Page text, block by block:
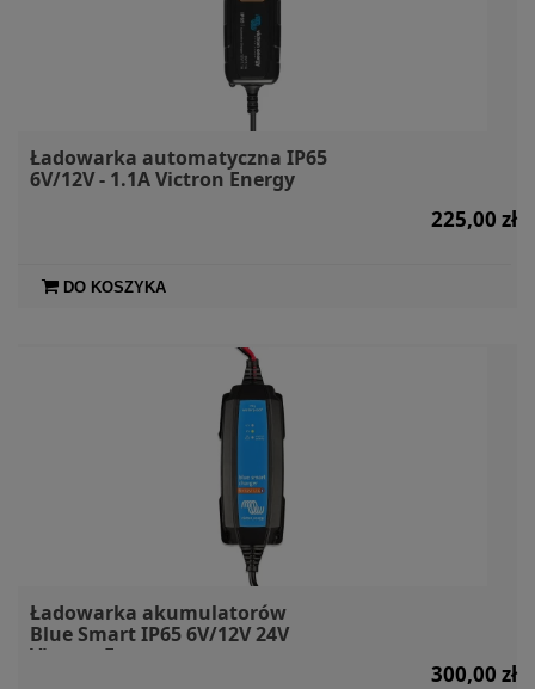
Ładowarka automatyczna IP65
6V/12V - 1.1A Victron Energy
225,00 zł
DO KOSZYKA
Ładowarka akumulatorów
Blue Smart IP65 6V/12V 24V
Victron Energy
300,00 zł